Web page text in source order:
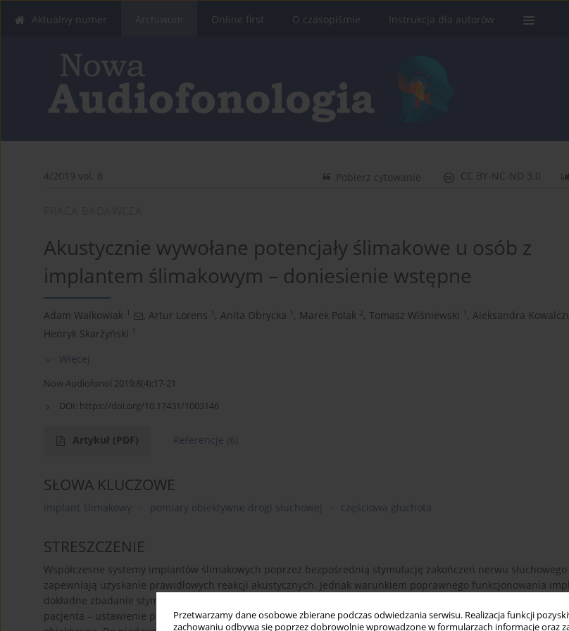
Przetwarzamy dane osobowe zbierane podczas odwiedzania serwisu. Realizacja funkcji
zachowaniu odbywa się poprzez dobrowolnie wprowadzone w formularzach informacje oraz
Aktualny numer Archiwum Online first O czasopiśmie Instrukcja dla autorów
4/2019 vol. 8 CC BY-NC-ND 3.0
Pobierz cytowanie
Akustycznie wywołane potencjały ślimakowe u osób z
implantem ślimakowym – doniesienie wstępne
Adam Walkowiak 1 , Artur Lorens 1 , Anita Obrycka 1 , Marek Polak 2, Tomasz Wiśniewski 1 , Aleksandra
Henryk Skarżyński
1
Więcej
Now Audiofonol 2019;8(4):17-21
DOI: https://doi.org/10.17431/1003146
Artykuł (PDF) Referencje (6)
SŁOWA KLUCZOWE
implant ślimakowy pomiary obiektywne drogi słuchowej częściowa głuchota
STRESZCZENIE
Współczesne systemy implantów ślimakowych poprzez bezpośrednią stymulację zakończeń nerwu słuchowego
zapewniają uzyskanie prawidłowych reakcji akustycznych. Jednak warunkiem poprawnego funkcjonowania
dokładne zbadanie stymulowanej elektrycznie drogi słuchowej, a następnie odpowiednie – optymalne dla
pacjenta – ustawienie parametrów stymulacji. W tym celu stosowane są zarówno metody psychoakustyczne,